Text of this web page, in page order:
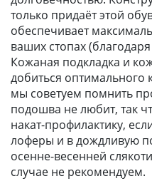
только придаёт этой
обеспечивает
ваших стопах
Кожаная подкладка и
добиться оптимального
мы советуем помнить
подошва не любит, так
накат-профилактику,
лоферы и в дождливую
осенне-весенней
случае не рекомендуем.